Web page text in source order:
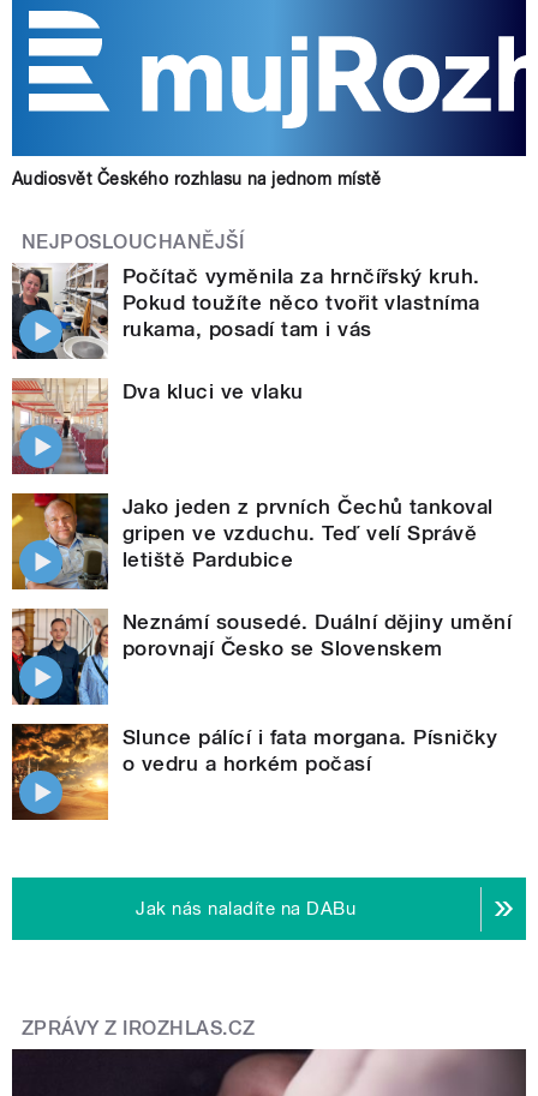
Audiosvět Českého rozhlasu na jednom místě
NEJPOSLOUCHANĚJŠÍ
Počítač vyměnila za hrnčířský kruh.
Pokud toužíte něco tvořit vlastníma
rukama, posadí tam i vás
Dva kluci ve vlaku
Jako jeden z prvních Čechů tankoval
gripen ve vzduchu. Teď velí Správě
letiště Pardubice
Neznámí sousedé. Duální dějiny umění
porovnají Česko se Slovenskem
Slunce pálící i fata morgana. Písničky
o vedru a horkém počasí
Jak nás naladíte na DABu
ZPRÁVY Z IROZHLAS.CZ